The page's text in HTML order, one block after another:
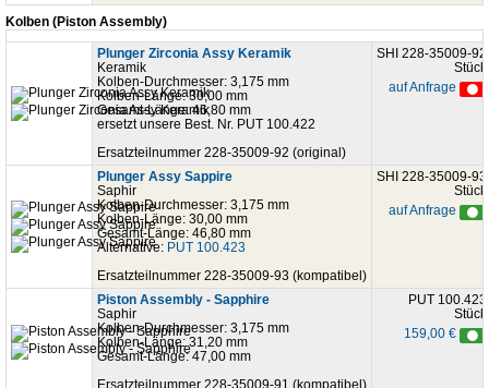
Kolben (Piston Assembly)
Plunger Zirconia Assy Keramik
Keramik
Kolben-Durchmesser: 3,175 mm
Kolben-Länge: 30,00 mm
Gesamt-Länge: 46,80 mm
ersetzt unsere Best. Nr. PUT 100.422
Ersatzteilnummer 228-35009-92 (original)
SHI 228-35009-92
Stück
auf Anfrage
Plunger Assy Sappire
Saphir
Kolben-Durchmesser: 3,175 mm
Kolben-Länge: 30,00 mm
Gesamt-Länge: 46,80 mm
Alternative: PUT 100.423
Ersatzteilnummer 228-35009-93 (kompatibel)
SHI 228-35009-93
Stück
auf Anfrage
Piston Assembly - Sapphire
Saphir
Kolben-Durchmesser: 3,175 mm
Kolben-Länge: 31,20 mm
Gesamt-Länge: 47,00 mm
Ersatzteilnummer 228-35009-91 (kompatibel)
PUT 100.423
Stück
159,00 €